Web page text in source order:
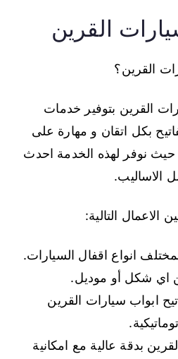
القرين
القرين؟
القرين بتوفير خدمات
بكل اتقان و مهارة على
حيث نوفر لهذه الخدمة احدث
الاساليب.
التالية:
انواع اقفال السيارات.
اي شكل أو موديل.
ابواب سيارات القرين
بدقة عالية مع امكانية